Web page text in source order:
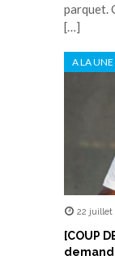
parquet.
[…]
A LA UNE
22 juillet
[COUP